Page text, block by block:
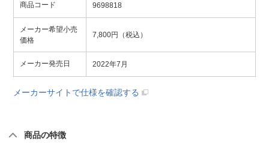
商品コード 9698818
メーカー希望小売
価格
7,800円（税込）
メーカー発売日 2022年7月
メーカーサイトで仕様を確認する
商品の特徴